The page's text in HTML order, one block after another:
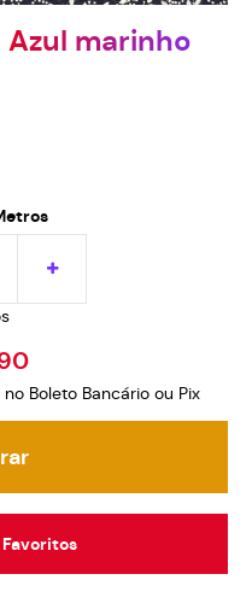
marinho
no Boleto Bancário ou Pix